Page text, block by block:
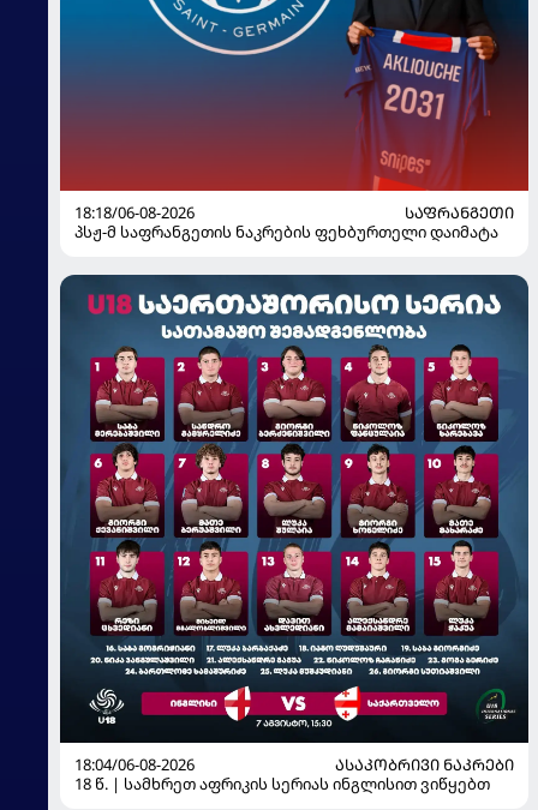
18:18/06-08-2026
ᲡᲐᲤᲠᲐᲜᲒᲔᲗᲘ
პსჟ-მ საფრანგეთის ნაკრების ფეხბურთელი დაიმატა
18:04/06-08-2026
ᲐᲡᲐᲙᲝᲑᲠᲘᲕᲘ ᲜᲐᲙᲠᲔᲑᲘ
18 წ. | სამხრეთ აფრიკის სერიას ინგლისით ვიწყებთ